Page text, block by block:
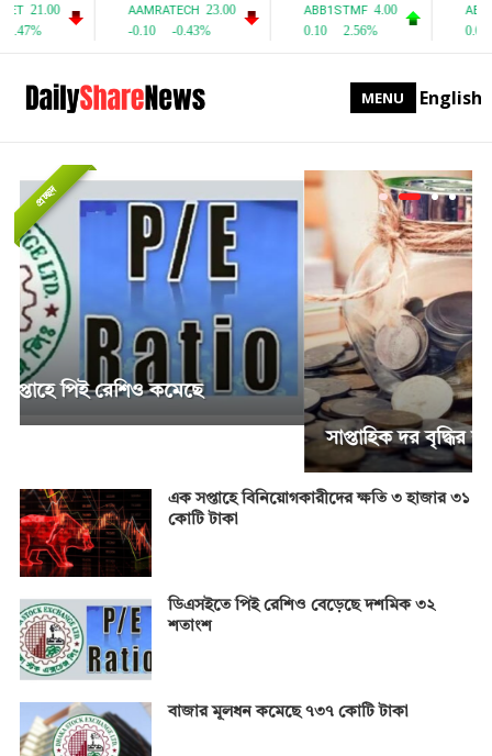
MENU English
সাপ্তাহিক দর বৃদ্ধির শীর্ষে পিএফফার্স্ট মিউচুয়াল ফান্ড
এক সপ্তাহে বিনিয়োগকারীদের ক্ষতি ৩ হাজার ৩১
কোটি টাকা
ডিএসইতে পিই রেশিও বেড়েছে দশমিক ৩২
শতাংশ
বাজার মূলধন কমেছে ৭৩৭ কোটি টাকা
প্রচ্ছদ